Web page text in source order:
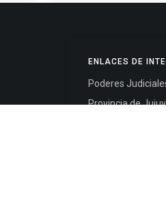
ENLACES DE
Poderes
Provincia de Jujuy